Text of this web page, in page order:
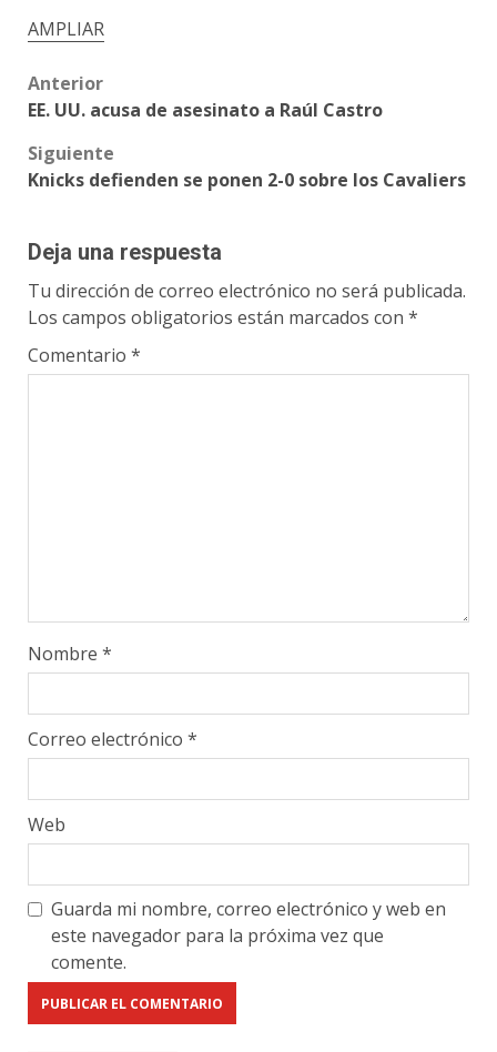
AMPLIAR
Post
Anterior
EE. UU. acusa de asesinato a Raúl Castro
Siguiente
Knicks defienden se ponen 2-0 sobre los Cavaliers
Deja una respuesta
Tu dirección de correo electrónico no será publicada.
Los campos obligatorios están marcados con *
Comentario *
Nombre *
Correo electrónico *
Web
Guarda mi nombre, correo electrónico y web en
este navegador para la próxima vez que
comente.